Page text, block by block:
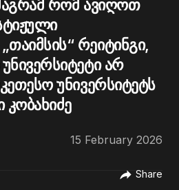
რომ ავიღოთ
რეიტინგი,
არ
უნივერსიტეტს
15 February 2026
Share